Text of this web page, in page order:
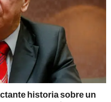
historia sobre un